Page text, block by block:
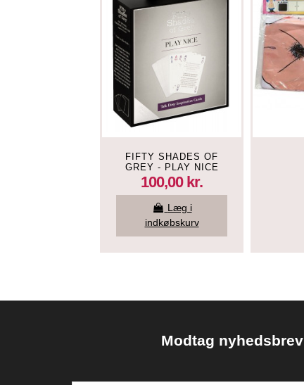
FIFTY SHADES OF
GREY - PLAY NICE
TALK DIRTY
INSPIRATIONS KORT
100,00 kr.
Læg i
indkøbskurv
Modtag nyhedsbrev